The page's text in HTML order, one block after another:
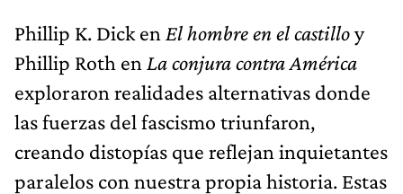
Phillip K. Dick en El hombre en el castilloy
Phillip Roth en La conjura contra América
exploraron realidades alternativas donde
las fuerzas del fascismo triunfaron,
creando distopías que reflejan inquietantes
paralelos con nuestra propia historia. Estas